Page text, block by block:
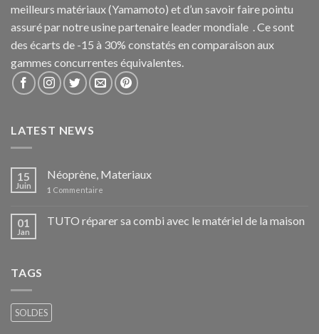
meilleurs matériaux (Yamamoto) et d’un savoir faire pointu
assuré par notre usine partenaire leader mondiale . Ce sont
des écarts de -15 à 30% constatés en comparaison aux
gammes concurrentes équivalentes.
LATEST NEWS
15
Juin
Néoprène, Materiaux
1 Commentaire
01
Jan
TUTO réparer sa combi avec le matériel de la maison
TAGS
SOLDES